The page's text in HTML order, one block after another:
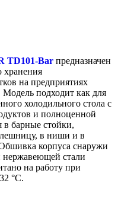
TD101-Bar предназначен
хранения
на предприятиях
подходит как для
холодильного стола с
и полноценной
в барные стойки,
в ниши и в
корпуса снаружи
стали
на работу при
°С.